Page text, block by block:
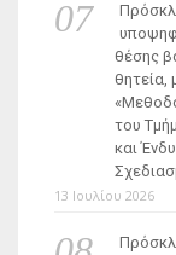
θέσης
θητεία,
του
και
13 Ιουλίου 2026